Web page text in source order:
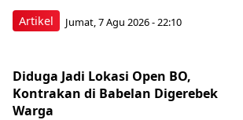
Artikel Jumat, 7 Agu 2026 - 22:10
Diduga Jadi Lokasi Open BO,
Kontrakan di Babelan Digerebek
Warga